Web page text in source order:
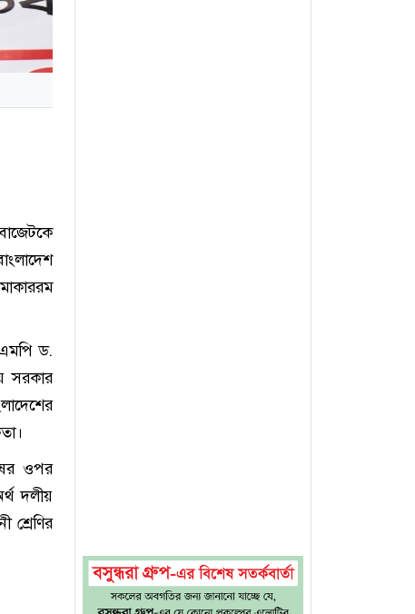
এমপি ড.
সরকার
ওপর
দলীয়
শ্রেণির